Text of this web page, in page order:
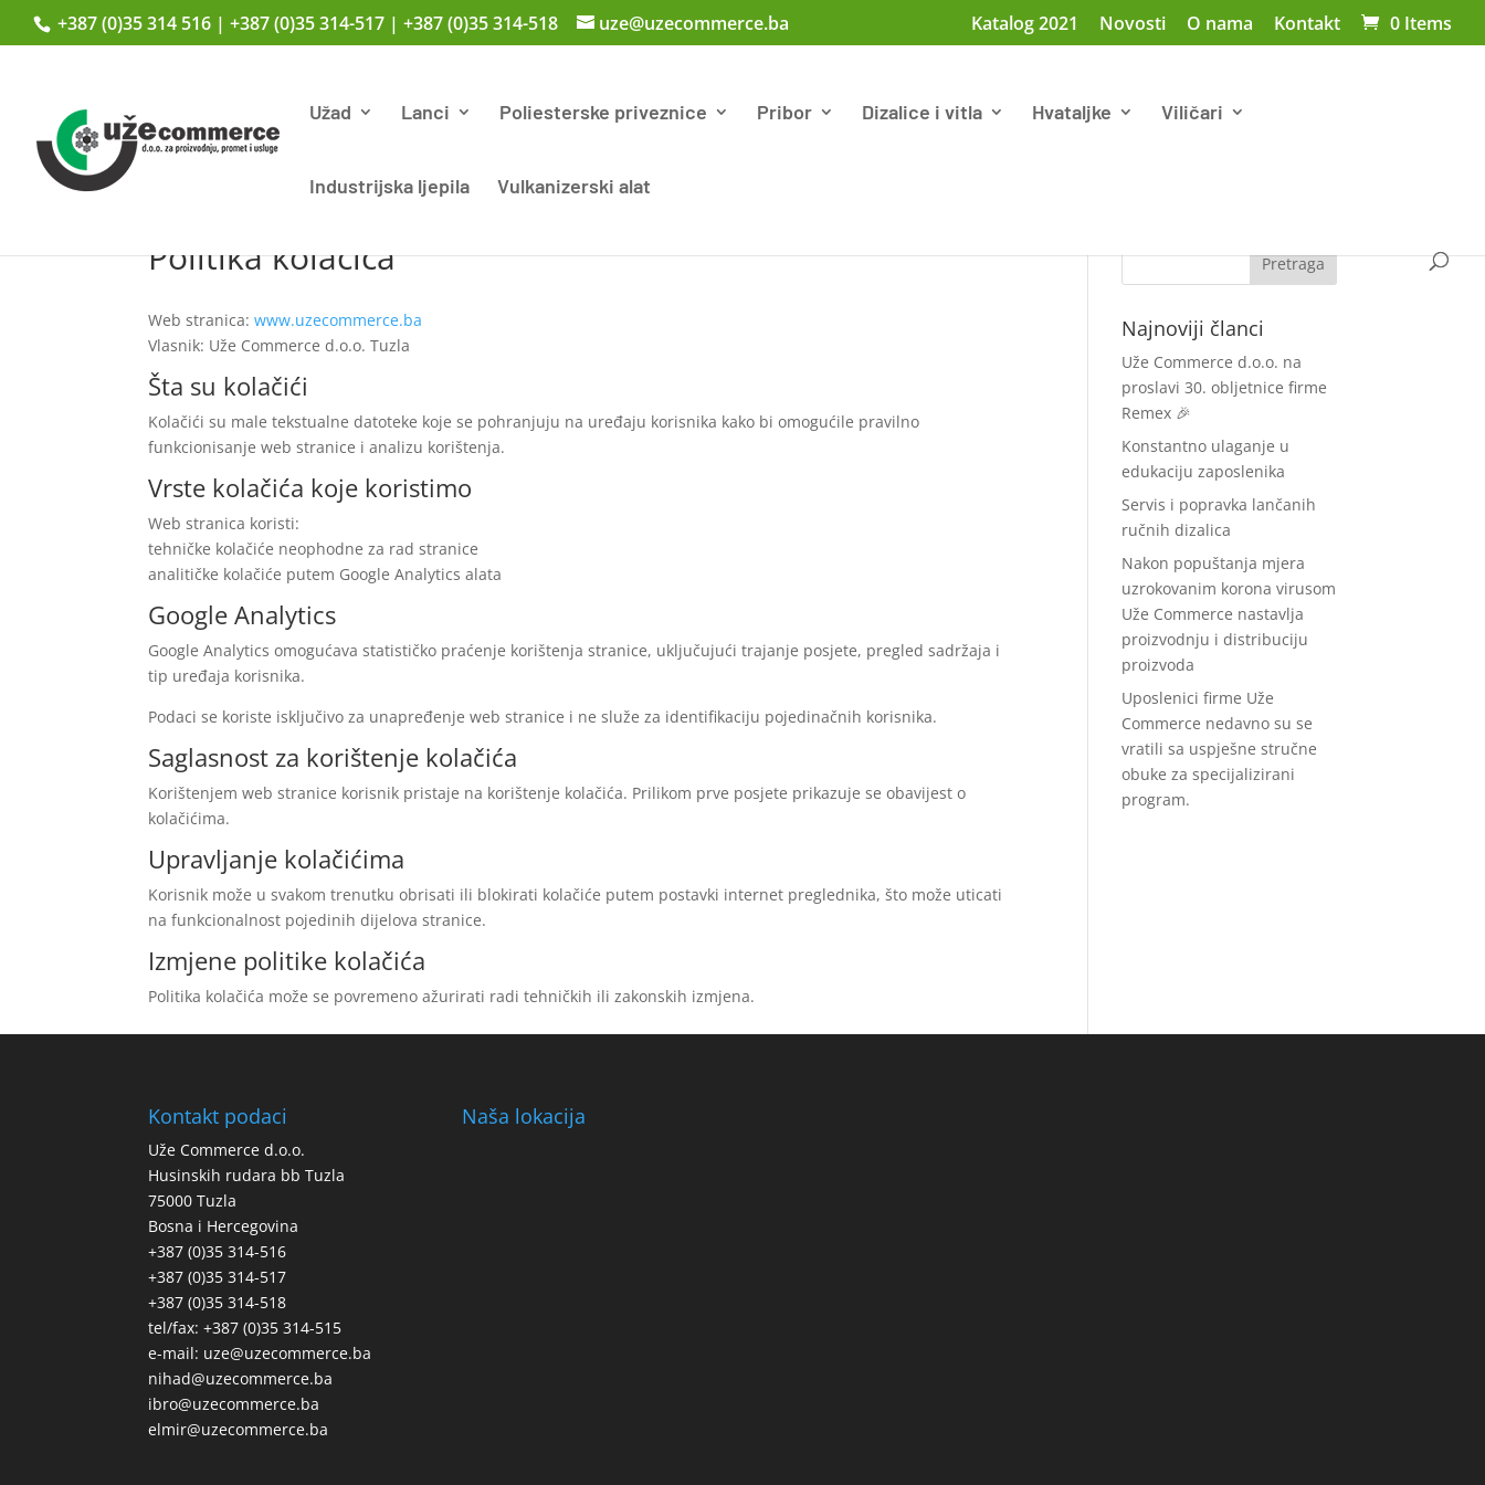
+387 (0)35 314 516 | +387 (0)35 314-517 | +387 (0)35 314-518 uze@uzecommerce.ba Katalog 2021 Novosti O nama Kontakt 0 Items
Užad Lanci Poliesterske priveznice Pribor Dizalice i vitla Hvataljke Viličari
Industrijska ljepila Vulkanizerski alat
Politika kolačića
Web stranica:www.uzecommerce.ba
Vlasnik: Uže Commerce d.o.o. Tuzla
Šta su kolačići
Kolačići su male tekstualne datoteke koje se pohranjuju na uređaju korisnika kako bi omogućile pravilno
funkcionisanje web stranice i analizu korištenja.
Vrste kolačića koje koristimo
Web stranica koristi:
tehničke kolačiće neophodne za rad stranice
analitičke kolačiće putem Google Analytics alata
Google Analytics
Google Analytics omogućava statističko praćenje korištenja stranice, uključujući trajanje posjete, pregled sadržaja i
tip uređaja korisnika.
Podaci se koriste isključivo za unapređenje web stranice i ne služe za identifikaciju pojedinačnih korisnika.
Saglasnost za korištenje kolačića
Korištenjem web stranice korisnik pristaje na korištenje kolačića. Prilikom prve posjete prikazuje se obavijest o
kolačićima.
Upravljanje kolačićima
Korisnik može u svakom trenutku obrisati ili blokirati kolačiće putem postavki internet preglednika, što može uticati
na funkcionalnost pojedinih dijelova stranice.
Izmjene politike kolačića
Politika kolačića može se povremeno ažurirati radi tehničkih ili zakonskih izmjena.
Najnoviji članci
Uže Commerce d.o.o. na
proslavi 30. obljetnice firme
Remex 🎉
Konstantno ulaganje u
edukaciju zaposlenika
Servis i popravka lančanih
ručnih dizalica
Nakon popuštanja mjera
uzrokovanim korona virusom
Uže Commerce nastavlja
proizvodnju i distribuciju
proizvoda
Uposlenici firme Uže
Commerce nedavno su se
vratili sa uspješne stručne
obuke za specijalizirani
program.
Kontakt podaci
Uže Commerce d.o.o.
Husinskih rudara bb Tuzla
75000 Tuzla
Bosna i Hercegovina
+387 (0)35 314-516
+387 (0)35 314-517
+387 (0)35 314-518
tel/fax: +387 (0)35 314-515
e-mail: uze@uzecommerce.ba
nihad@uzecommerce.ba
ibro@uzecommerce.ba
elmir@uzecommerce.ba
Naša lokacija